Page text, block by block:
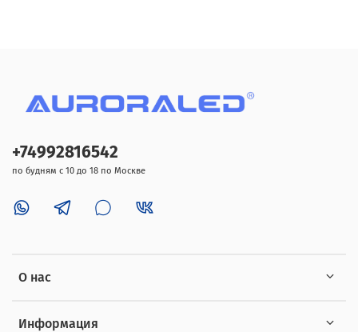
О нас
Информация
+74992816542
по будням с 10 до 18 по Москве